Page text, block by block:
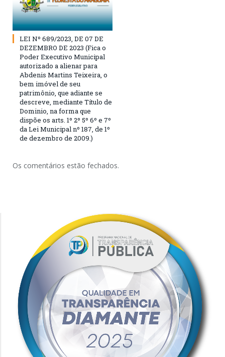
LEI Nº 689/2023, DE 07 DE
DEZEMBRO DE 2023 (Fica o
Poder Executivo Municipal
autorizado a alienar para
Abdenis Martins Teixeira, o
bem imóvel de seu
patrimônio, que adiante se
descreve, mediante Título de
Dominio, na forma que
dispõe os arts. 1º 2º 5º 6º e 7º
da Lei Municipal nº 187, de 1º
de dezembro de 2009.)
Os comentários estão fechados.